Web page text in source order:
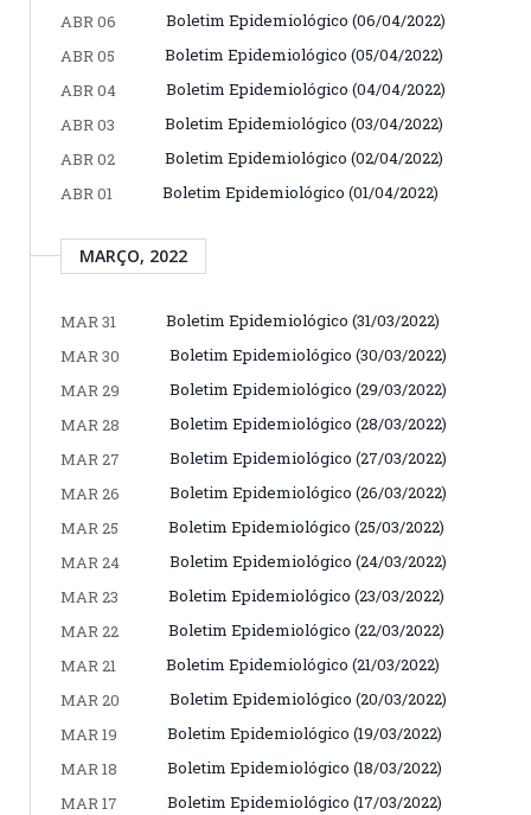
ABR 06
Boletim Epidemiológico (06/04/2022)
ABR 05
Boletim Epidemiológico (05/04/2022)
ABR 04
Boletim Epidemiológico (04/04/2022)
ABR 03
Boletim Epidemiológico (03/04/2022)
ABR 02
Boletim Epidemiológico (02/04/2022)
ABR 01
Boletim Epidemiológico (01/04/2022)
MARÇO, 2022
MAR 31
Boletim Epidemiológico (31/03/2022)
MAR 30
Boletim Epidemiológico (30/03/2022)
MAR 29
Boletim Epidemiológico (29/03/2022)
MAR 28
Boletim Epidemiológico (28/03/2022)
MAR 27
Boletim Epidemiológico (27/03/2022)
MAR 26
Boletim Epidemiológico (26/03/2022)
MAR 25
Boletim Epidemiológico (25/03/2022)
MAR 24
Boletim Epidemiológico (24/03/2022)
MAR 23
Boletim Epidemiológico (23/03/2022)
MAR 22
Boletim Epidemiológico (22/03/2022)
MAR 21
Boletim Epidemiológico (21/03/2022)
MAR 20
Boletim Epidemiológico (20/03/2022)
MAR 19
Boletim Epidemiológico (19/03/2022)
MAR 18
Boletim Epidemiológico (18/03/2022)
MAR 17
Boletim Epidemiológico (17/03/2022)